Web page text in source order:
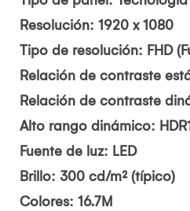
Resolución: 1920 x 1080
Tipo de resolución: FHD
Relación de contraste
Relación de contraste
Alto rango dinámico:
Fuente de luz: LED
Brillo: 300 cd/m² (típico)
Colores: 16.7M